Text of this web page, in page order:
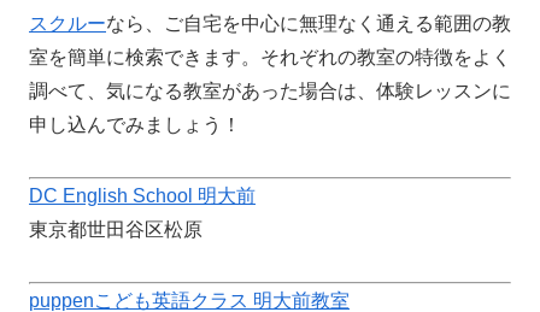
スクルーなら、ご自宅を中心に無理なく通える範囲の教
室を簡単に検索できます。それぞれの教室の特徴をよく
調べて、気になる教室があった場合は、体験レッスンに
申し込んでみましょう！
DC English School 明大前
東京都世田谷区松原
puppenこども英語クラス 明大前教室